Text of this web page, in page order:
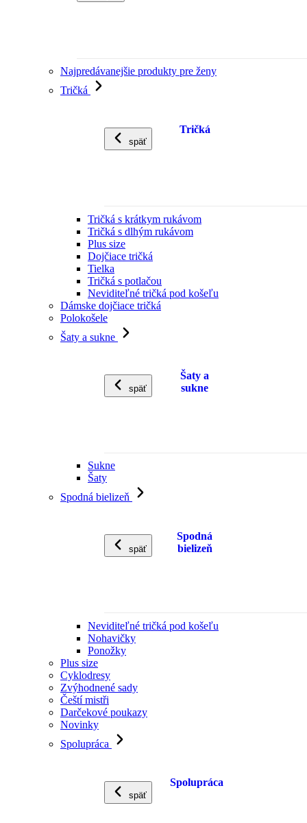
Najpredávanejšie produkty pre ženy
Tričká
späť
Tričká
Tričká s krátkym rukávom
Tričká s dlhým rukávom
Plus size
Dojčiace tričká
Tielka
Tričká s potlačou
Neviditeľné tričká pod košeľu
Dámske dojčiace tričká
Polokošele
Šaty a sukne
späť
Šaty a
sukne
Sukne
Šaty
Spodná bielizeň
späť
Spodná
bielizeň
Neviditeľné tričká pod košeľu
Nohavičky
Ponožky
Plus size
Cyklodresy
Zvýhodnené sady
Čeští mistři
Darčekové poukazy
Novinky
Spolupráca
späť
Spolupráca